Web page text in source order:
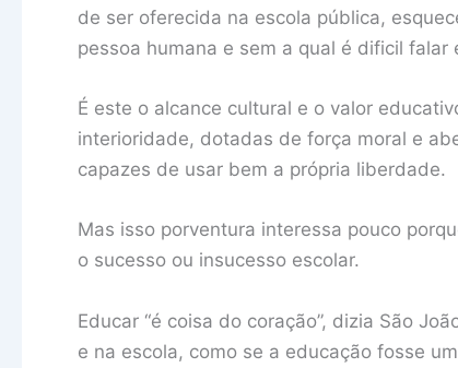
de ser oferecida na escola pública,
pessoa humana e sem a qual é dificil falar
É este o alcance cultural e o valor
interioridade, dotadas de força moral e
capazes de usar bem a própria liberdade.
Mas isso porventura interessa pouco
o sucesso ou insucesso escolar.
Educar “é coisa do coração”, dizia São
e na escola, como se a educação fosse